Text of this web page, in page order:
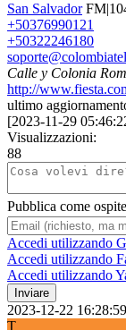
San Salvador
+50376990121
+50322246180
Calle y Colonia
http://
ultimo
[2023-11-29
Visualizzazioni:
88
Pubblica come
Accedi utilizzando
Accedi utilizzando
Accedi utilizzando
Inviare
2023-12-22 16:28:59
T